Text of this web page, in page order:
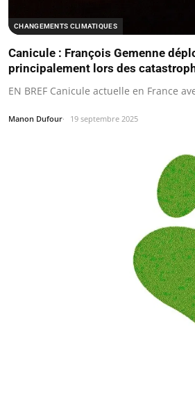
CHANGEMENTS CLIMATIQUES
Canicule : François Gemenne
principalement lors des
EN BREF Canicule actuelle en France
Manon Dufour 19 septembre 2025